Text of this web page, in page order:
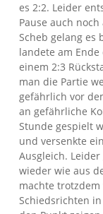
es 2:2. Leider
Pause auch
Scheb gelang es
landete am
einem 2:3
man die Partie
gefährlich vor
an gefährliche
Stunde gespielt
und versenkte
Ausgleich.
wieder wie aus
machte
Schiedsrichten